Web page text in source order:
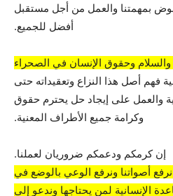
بمهمتنا والعمل من أجل مستقبل
أفضل للجميع.
والسلام وحقوق الإنسان في الصحراء
فهم أصل هذا النزاع وتعقيداته حتى
والعمل على إيجاد حل يحترم حقوق
وكرامة جميع الأطراف المعنية.
إن كرمكم ودعمكم ضروريان لعملنا.
أصواتنا ونرفع الوعي بالوضع في
الإنسانية لمن يحتاجها وندعو إلى